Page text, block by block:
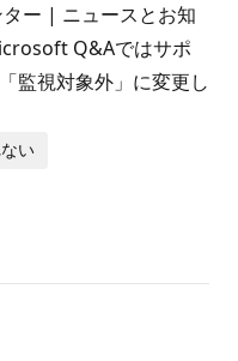
ー | ニュースとお知
Q&Aではサポ
監視対象外」に変更し
い